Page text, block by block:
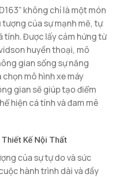
không chỉ là một món
của sự mạnh mẽ, tự
tính. Được lấy cảm hứng từ
huyền thoại, mô
gian sống sự năng
mô hình xe máy
gian sẽ giúp tạo điểm
hiện cá tính và đam mê
Kế Nội Thất
của sự tự do và sức
hành trình dài và đầy